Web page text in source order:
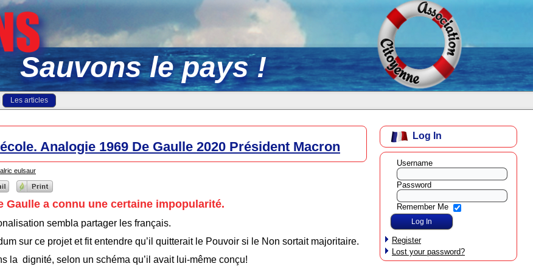
Sauvons le pays !
Les articles
Analogie 1969 De Gaulle 2020 Président Macron
eulsaur
Gaulle a connu une certaine impopularité.
sembla partager les français.
sur ce projet et fit entendre qu’il quitterait le Pouvoir si le Non sortait majoritaire.
la dignité, selon un schéma qu’il avait lui-même conçu!
Log In
Username
Password
Remember Me
Register
Lost your password?